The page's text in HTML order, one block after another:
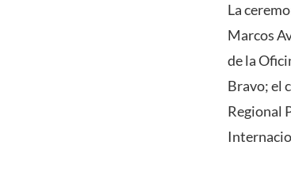
La
Marcos
de la
Bravo; el
Regional